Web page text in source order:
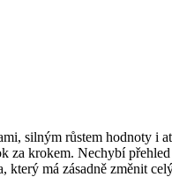
silným růstem hodnoty i
krokem. Nechybí
který má zásadně změnit